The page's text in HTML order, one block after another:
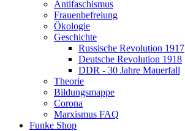
Antifaschismus
Frauenbefreiung
Ökologie
Geschichte
Russische Revolution 1917
Deutsche Revolution 1918
DDR - 30 Jahre Mauerfall
Theorie
Bildungsmappe
Corona
Marxismus FAQ
Funke Shop